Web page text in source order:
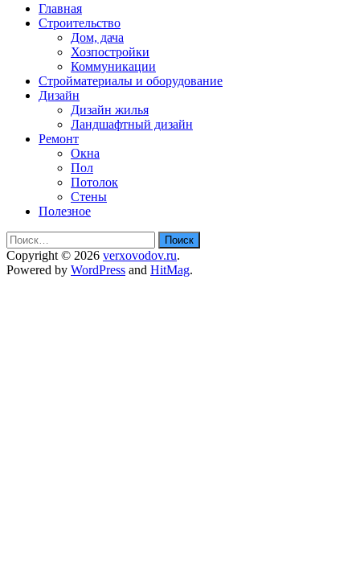
Главная
Строительство
Дом, дача
Хозпостройки
Коммуникации
Стройматериалы и оборудование
Дизайн
Дизайн жилья
Ландшафтный дизайн
Ремонт
Окна
Пол
Потолок
Стены
Полезное
Найти:
Copyright © 2026 verxovodov.ru.
Powered by WordPress and HitMag.